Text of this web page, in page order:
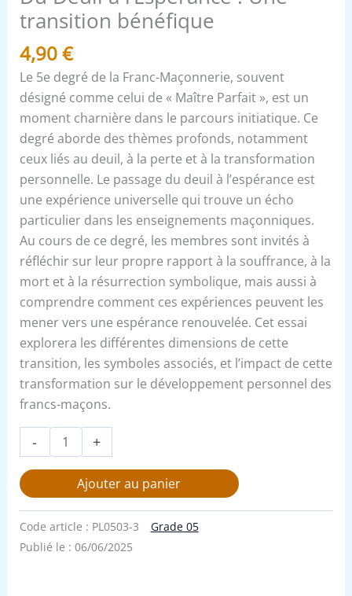
transition bénéfique
4,90€
Le 5e degré de la Franc-Maçonnerie, souvent
désigné comme celui de « Maître Parfait », est un
moment charnière dans le parcours initiatique. Ce
degré aborde des thèmes profonds, notamment
ceux liés au deuil, à la perte et à la transformation
personnelle. Le passage du deuil à l’espérance est
une expérience universelle qui trouve un écho
particulier dans les enseignements maçonniques.
Au cours de ce degré, les membres sont invités à
réfléchir sur leur propre rapport à la souffrance, à la
mort et à la résurrection symbolique, mais aussi à
comprendre comment ces expériences peuvent les
mener vers une espérance renouvelée. Cet essai
explorera les différentes dimensions de cette
transition, les symboles associés, et l’impact de cette
transformation sur le développement personnel des
francs-maçons.
- +
Ajouter au panier
Code article : PL0503-3
Grade 05
Publié le : 06/06/2025